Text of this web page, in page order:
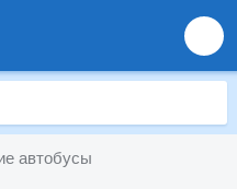
автобусы